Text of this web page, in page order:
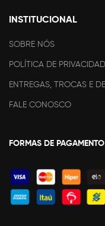
INSTITUCIONAL
SOBRE NÓS
POLÍTICA DE
ENTREGAS, TROCAS E
FALE CONOSCO
FORMAS DE PAGAMENTO